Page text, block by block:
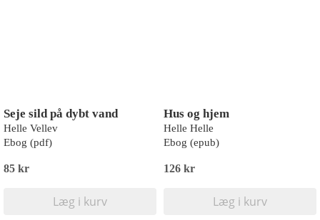
Seje sild på dybt vand
Helle Vellev
Ebog (pdf)
85 kr
Læg i kurv
Hus og hjem
Helle Helle
Ebog (epub)
126 kr
Læg i kurv